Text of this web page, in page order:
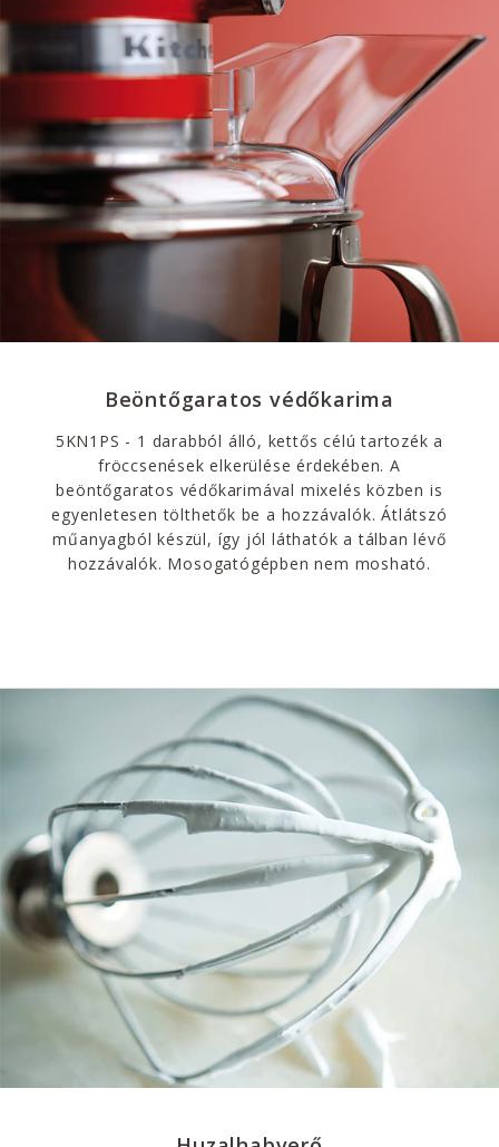
Beöntőgaratos védőkarima
5KN1PS - 1 darabból álló, kettős célú tartozék a
fröccsenések elkerülése érdekében. A
beöntőgaratos védőkarimával mixelés közben is
egyenletesen tölthetők be a hozzávalók. Átlátszó
műanyagból készül, így jól láthatók a tálban lévő
hozzávalók. Mosogatógépben nem mosható.